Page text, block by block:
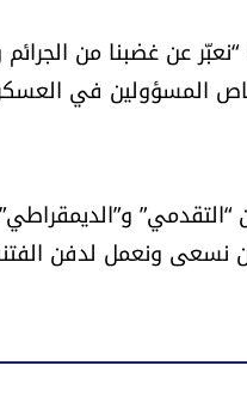
“نعبّر عن غضبنا من
المسؤولين في العسكر
نسعى ونعمل لدفن